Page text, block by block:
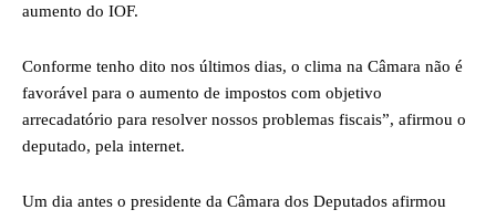
aumento do IOF.
Conforme tenho dito nos últimos dias, o clima na Câmara não é
favorável para o aumento de impostos com objetivo
arrecadatório para resolver nossos problemas fiscais”, afirmou o
deputado, pela internet.
Um dia antes o presidente da Câmara dos Deputados afirmou